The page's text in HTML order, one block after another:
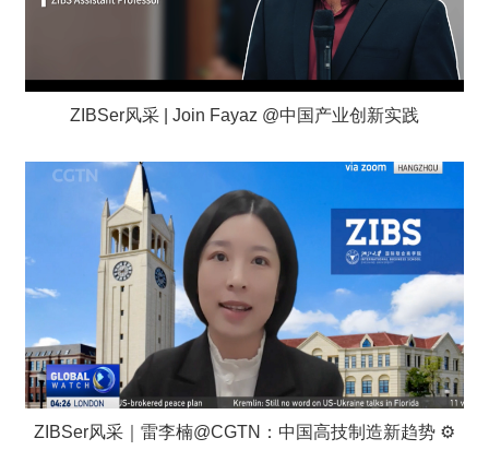
ZIBSer风采 | Join Fayaz @中国产业创新实践
ZIBSer风采｜雷李楠@CGTN：中国高技制造新趋势 ⚙️